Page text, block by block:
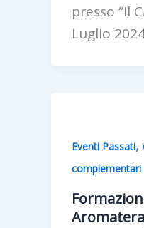
presso “Il
Luglio
Eventi Passati,
complementari